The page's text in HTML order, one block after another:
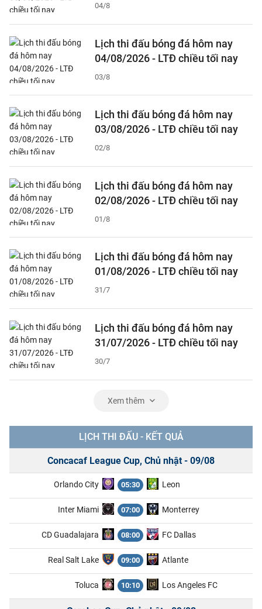
04/8
Lịch thi đấu bóng đá hôm nay
04/08/2026 - LTĐ chiều tối nay
03/8
Lịch thi đấu bóng đá hôm nay
03/08/2026 - LTĐ chiều tối nay
02/8
Lịch thi đấu bóng đá hôm nay
02/08/2026 - LTĐ chiều tối nay
01/8
Lịch thi đấu bóng đá hôm nay
01/08/2026 - LTĐ chiều tối nay
31/7
Lịch thi đấu bóng đá hôm nay
31/07/2026 - LTĐ chiều tối nay
30/7
Xem thêm
LỊCH THI ĐẤU - KẾT QUẢ
Concacaf League Cup, Chủ nhật - 09/08
Orlando City 05:30 Leon
Inter Miami 07:00 Monterrey
CD Guadalajara 08:00 FC Dallas
Real Salt Lake 09:00 Atlante
Toluca 10:10 Los Angeles FC